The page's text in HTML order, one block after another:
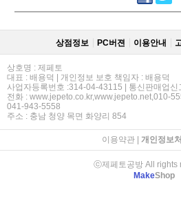
상점정보 PC버젼 이용안내
상호명 : 제페토
대표 : 배용덕 | 개인정보 보호 책임자 : 배용덕
사업자등록번호 :314-04-43115 | 통신판매업
전화 : www.jepeto.co.kr,www.jepeto.net,010-
041-943-5558
주소 : 충남 청양 목면 화양리 854
이용약관| 개인정보
ⓒ제페토공방 All rights
MakeShop